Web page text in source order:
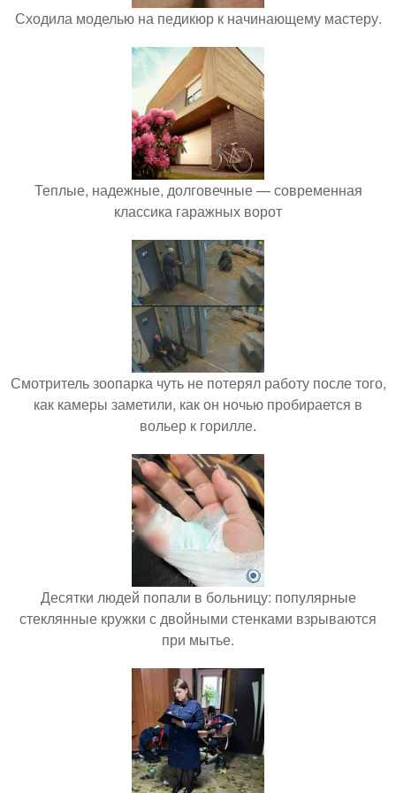
Сходила моделью на педикюр к начинающему мастеру.
Теплые, надежные, долговечные — современная
классика гаражных ворот
Смотритель зоопарка чуть не потерял работу после того,
как камеры заметили, как он ночью пробирается в
вольер к горилле.
Десятки людей попали в больницу: популярные
стеклянные кружки с двойными стенками взрываются
при мытье.